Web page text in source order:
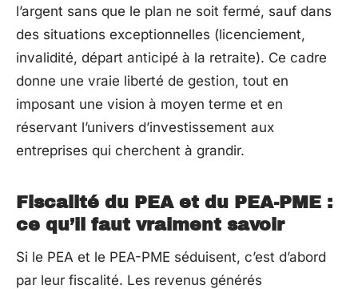
l’argent sans que le plan ne soit fermé, sauf dans
des situations exceptionnelles (licenciement,
invalidité, départ anticipé à la retraite). Ce cadre
donne une vraie liberté de gestion, tout en
imposant une vision à moyen terme et en
réservant l’univers d’investissement aux
entreprises qui cherchent à grandir.
Fiscalité du PEA et du PEA-PME :
ce qu’il faut vraiment savoir
Si le PEA et le PEA-PME séduisent, c’est d’abord
par leur fiscalité. Les revenus générés